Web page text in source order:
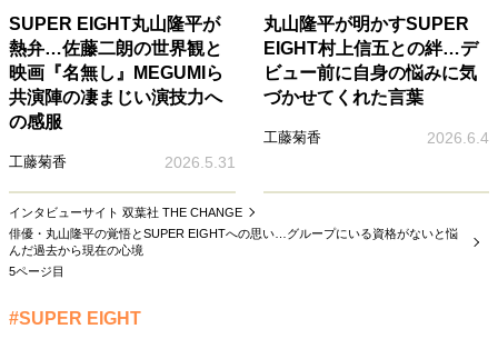
SUPER EIGHT丸山隆平が
熱弁…佐藤二朗の世界観と
映画『名無し』MEGUMIら
共演陣の凄まじい演技力へ
の感服
工藤菊香 2026.5.31
丸山隆平が明かすSUPER
EIGHT村上信五との絆…デ
ビュー前に自身の悩みに気
づかせてくれた言葉
工藤菊香 2026.6.4
インタビューサイト 双葉社 THE CHANGE
俳優・丸山隆平の覚悟とSUPER EIGHTへの思い…グループにいる資格がないと悩
んだ過去から現在の心境
5ページ目
#SUPER EIGHT